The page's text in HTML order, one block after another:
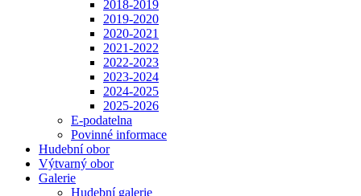
2018-2019
2019-2020
2020-2021
2021-2022
2022-2023
2023-2024
2024-2025
2025-2026
E-podatelna
Povinné informace
Hudební obor
Výtvarný obor
Galerie
Hudební galerie